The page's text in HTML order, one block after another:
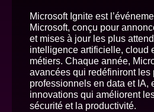
Microsoft Ignite est
Microsoft, conçu pour
et mises à jour les plus
intelligence artificielle, cloud
métiers. Chaque année,
avancées qui redéfiniront les
professionnels en data et IA,
innovations qui améliorent
sécurité et la productivité.